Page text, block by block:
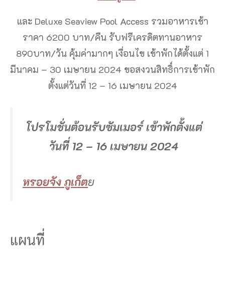
และ Deluxe Seaview Pool Access รวมอาหารเช้า
ราคา 6200 บาท/คืน รับฟรีเครดิตทานอาหาร
890บาท/วัน คุ้มค่ามากๆ เงื่อนไข เข้าพักได้ตั้งแต่ 1
มีนาคม – 30 เมษายน 2024 ขอสงวนสิทธิ์การเข้าพัก
ตั้งแต่วันที่ 12 – 16 เมษายน 2024
โปรโมชั่นต้อนรับซัมเมอร์ เข้าพักตั้งแต่
วันที่ 12 – 16 เมษายน 2024
หรอยจัง ภูเก็ตย
แผนที่